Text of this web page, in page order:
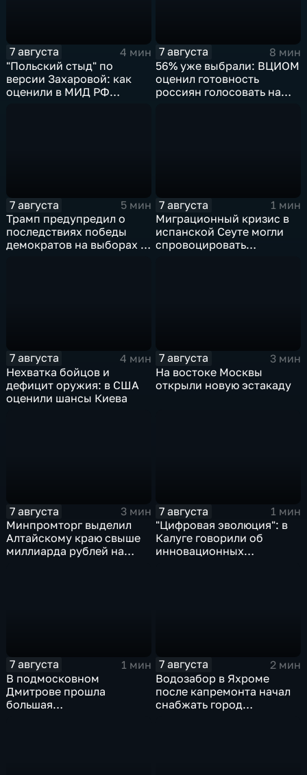
7 августа
4 мин
"Польский стыд" по
версии Захаровой: как
оценили в МИД РФ
7 августа
8 мин
56% уже выбрали: ВЦИОМ
оценил готовность
россиян голосовать на
7 августа
5 мин
Трамп предупредил о
последствиях победы
демократов на выборах в
7 августа
1 мин
Миграционный кризис в
испанской Сеуте могли
спровоцировать
7 августа
4 мин
Нехватка бойцов и
дефицит оружия: в США
оценили шансы Киева
7 августа
3 мин
На востоке Москвы
открыли новую эстакаду
7 августа
3 мин
Минпромторг выделил
Алтайскому краю свыше
миллиарда рублей на
7 августа
1 мин
"Цифровая эволюция": в
Калуге говорили об
инновационных
7 августа
1 мин
В подмосковном
Дмитрове прошла
большая
7 августа
2 мин
Водозабор в Яхроме
после капремонта начал
снабжать город